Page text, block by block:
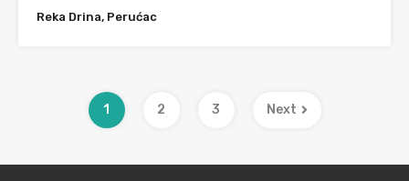
Reka Drina, Perućac
1 2 3 Next